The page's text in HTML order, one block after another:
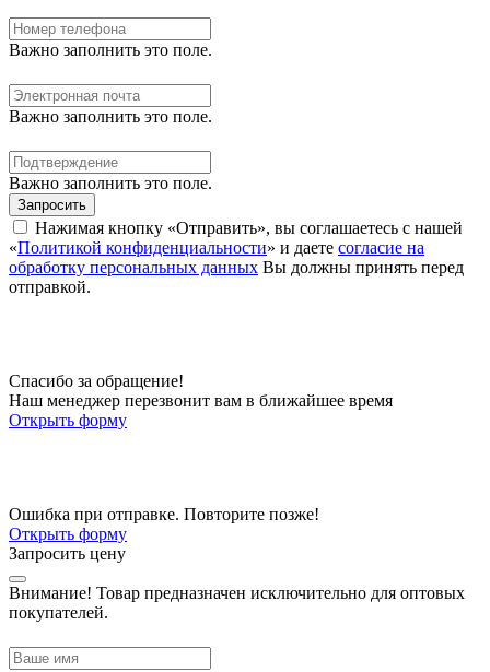
Важно заполнить это поле.
Важно заполнить это поле.
Важно заполнить это поле.
Запросить
Нажимая кнопку «Отправить», вы соглашаетесь с нашей
«Политикой конфиденциальности» и даете согласие на
обработку персональных данных Вы должны принять перед
отправкой.
Спасибо за обращение!
Наш менеджер перезвонит вам в ближайшее время
Открыть форму
Ошибка при отправке. Повторите позже!
Открыть форму
Запросить цену
Внимание! Товар предназначен исключительно для оптовых
покупателей.